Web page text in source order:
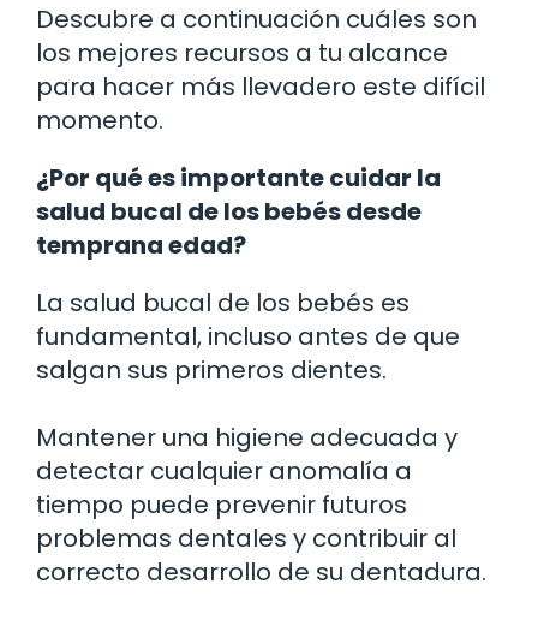
Descubre a continuación cuáles son
los mejores recursos a tu alcance
para hacer más llevadero este difícil
momento.
¿Por qué es importante cuidar la
salud bucal de los bebés desde
temprana edad?
La salud bucal de los bebés es
fundamental, incluso antes de que
salgan sus primeros dientes.
Mantener una higiene adecuada y
detectar cualquier anomalía a
tiempo puede prevenir futuros
problemas dentales y contribuir al
correcto desarrollo de su dentadura.